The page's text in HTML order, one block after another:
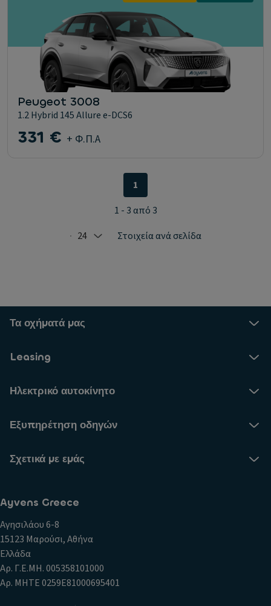
Peugeot 3008
1.2 Hybrid 145 Allure e-DCS6
331 € + Φ.Π.Α
Selected: 24
24 Στοιχεία ανά σελίδα
1
1 - 3 από 3
Τα οχήματά μας
Leasing
Ηλεκτρικό αυτοκίνητο
Εξυπηρέτηση οδηγών
Σχετικά με εμάς
Ayvens Greece
Αγησιλάου 6-8
15123 Μαρούσι, Αθήνα
Ελλάδα
Αρ. Γ.Ε.ΜΗ. 005358101000
Αρ. ΜΗΤΕ 0259E81000695401